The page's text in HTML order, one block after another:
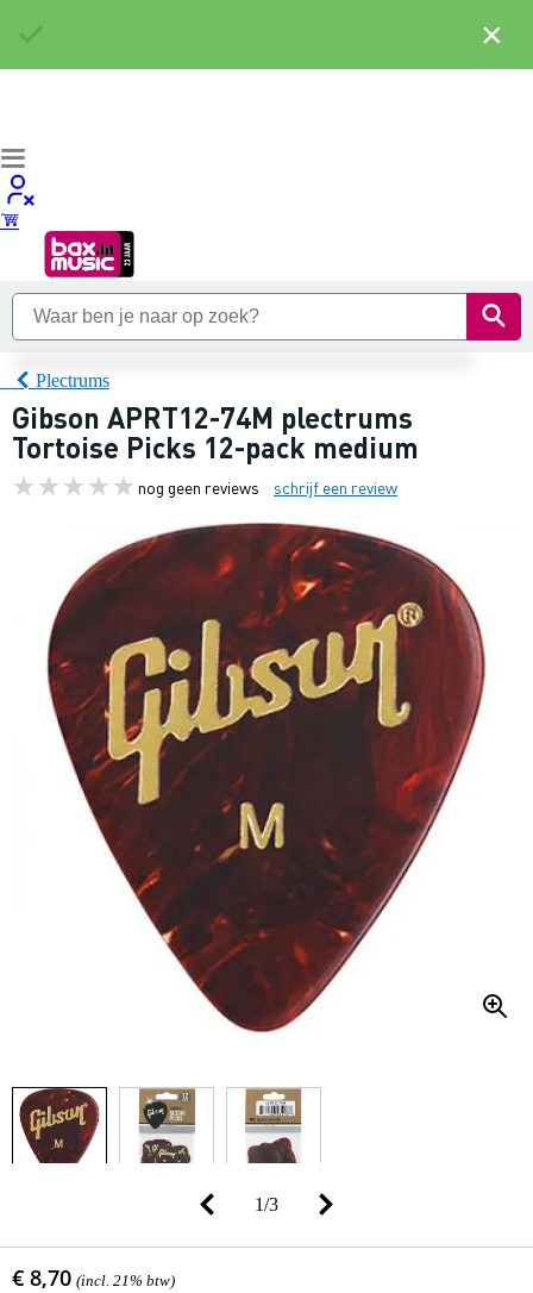
Plectrums
Gibson APRT12-74M plectrums
Tortoise Picks 12-pack medium
nog geen reviews schrijf een review
1/3
€ 8,70 (incl. 21% btw)
×